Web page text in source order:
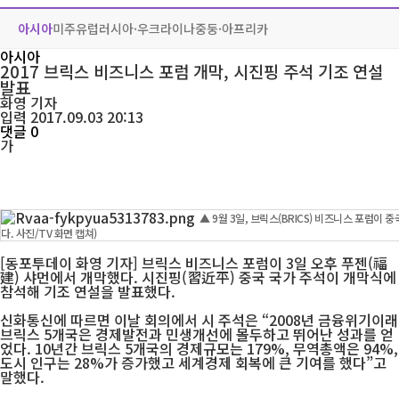
아시아미주유럽러시아·우크라이나중둥·아프리카
아시아
2017 브릭스 비즈니스 포럼 개막, 시진핑 주석 기조 연설
발표
화영 기자
입력 2017.09.03 20:13
댓글 0
가
▲ 9월 3일, 브릭스(BRICS) 비즈니스 포럼이
다. 사진/TV 화면 캡쳐)
[동포투데이 화영 기자] 브릭스 비즈니스 포럼이 3일 오후 푸젠(福
建) 샤먼에서 개막했다. 시진핑(習近平) 중국 국가 주석이 개막식에
참석해 기조 연설을 발표했다.
신화통신에 따르면 이날 회의에서 시 주석은 “2008년 금융위기이래
브릭스 5개국은 경제발전과 민생개선에 몰두하고 뛰어난 성과를 얻
었다. 10년간 브릭스 5개국의 경제규모는 179%, 무역총액은 94%,
도시 인구는 28%가 증가했고 세계경제 회복에 큰 기여를 했다”고
말했다.